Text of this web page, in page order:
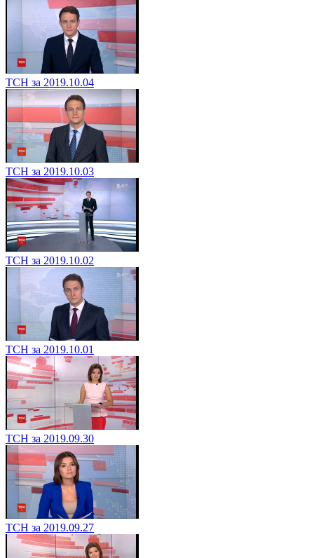
ТСН за 2019.10.04
ТСН за 2019.10.03
ТСН за 2019.10.02
ТСН за 2019.10.01
ТСН за 2019.09.30
ТСН за 2019.09.27